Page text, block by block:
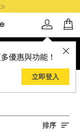
優惠與功能！
立即登入
排序